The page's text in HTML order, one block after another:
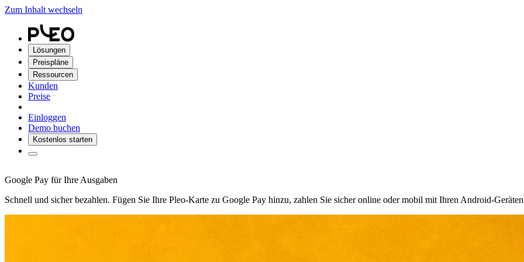
Zum Inhalt wechseln
Lösungen
Preispläne
Ressourcen
Kunden
Preise
Einloggen
Demo buchen
Kostenlos starten
Google Pay für Ihre Ausgaben
Schnell und sicher bezahlen. Fügen Sie Ihre Pleo-Karte zu Google Pay hinzu, zahlen Sie sicher online oder mobil mit Ihren Android-